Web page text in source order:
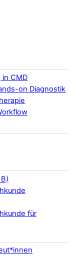
in CMD
on Diagnostik
für